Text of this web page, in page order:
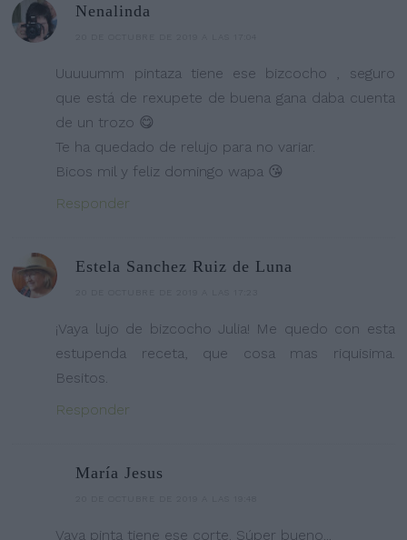
Nenalinda
Uuuuumm pintaza tiene ese bizcocho , seguro
que está de rexupete de buena gana daba cuenta
de un trozo 😋
Te ha quedado de relujo para no variar.
Bicos mil y feliz domingo wapa 😘
Responder
Estela Sanchez Ruiz de Luna
¡Vaya lujo de bizcocho Julia! Me quedo con esta
estupenda receta, que cosa mas riquisima.
Besitos.
Responder
María Jesus
Vaya pinta tiene ese corte. Súper bueno...